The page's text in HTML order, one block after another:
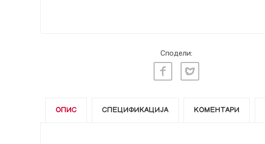
Сподели:
ОПИС СПЕЦИФИКАЦИЈА КОМЕНТАРИ